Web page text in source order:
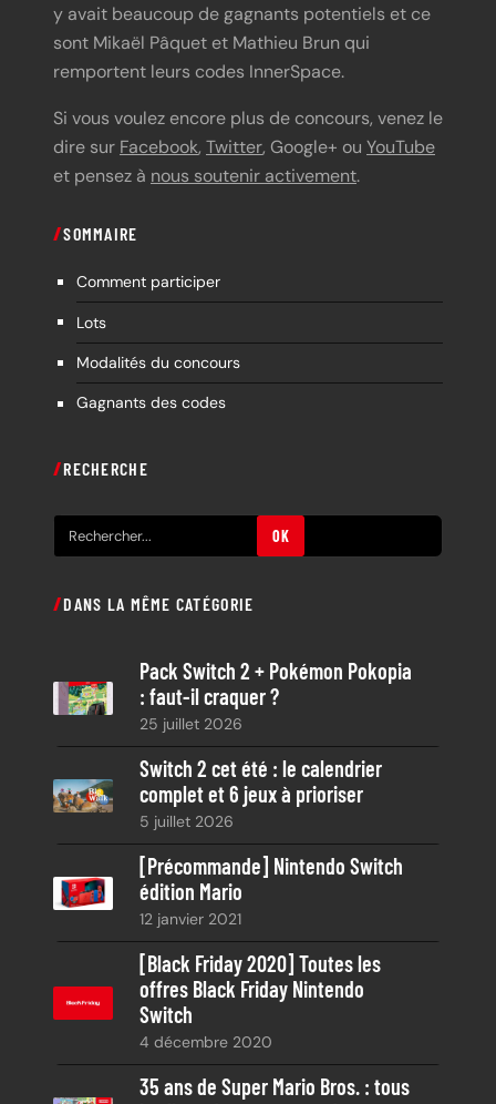
y avait beaucoup de gagnants potentiels et ce
sont Mikaël Pâquet et Mathieu Brun qui
remportent leurs codes InnerSpace.
Si vous voulez encore plus de concours, venez le
dire sur Facebook, Twitter, Google+ ou YouTube
et pensez à nous soutenir activement.
SOMMAIRE
Comment participer
Lots
Modalités du concours
Gagnants des codes
RECHERCHE
e
h
OK
DANS LA MÊME CATÉGORIE
Pack Switch 2 + Pokémon Pokopia
: faut-il craquer ?
25 juillet 2026
Switch 2 cet été : le calendrier
complet et 6 jeux à prioriser
5 juillet 2026
[Précommande] Nintendo Switch
édition Mario
12 janvier 2021
[Black Friday 2020] Toutes les
offres Black Friday Nintendo
Switch
4 décembre 2020
35 ans de Super Mario Bros. : tous